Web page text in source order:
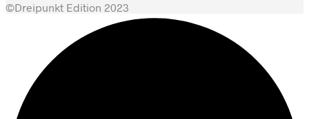
©Dreipunkt Edition 2023